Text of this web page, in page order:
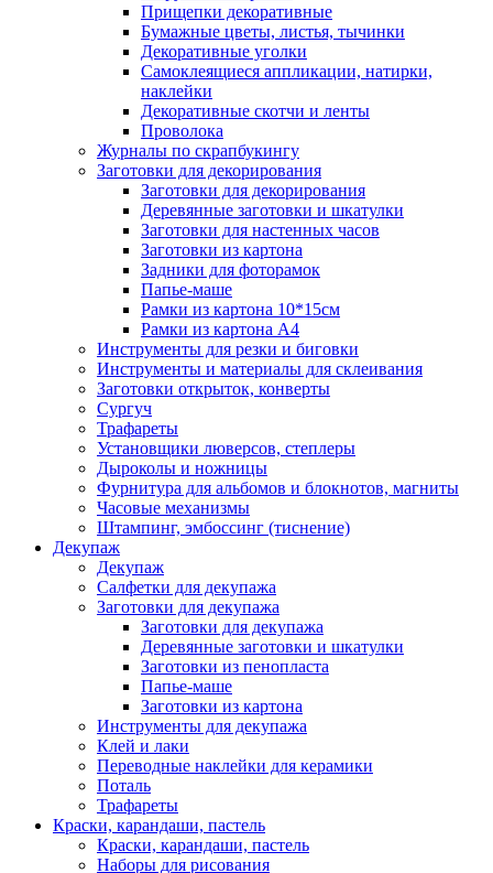
Прищепки декоративные
Бумажные цветы, листья, тычинки
Декоративные уголки
Самоклеящиеся аппликации, натирки,
наклейки
Декоративные скотчи и ленты
Проволока
Журналы по скрапбукингу
Заготовки для декорирования
Заготовки для декорирования
Деревянные заготовки и шкатулки
Заготовки для настенных часов
Заготовки из картона
Задники для фоторамок
Папье-маше
Рамки из картона 10*15см
Рамки из картона А4
Инструменты для резки и биговки
Инструменты и материалы для склеивания
Заготовки открыток, конверты
Сургуч
Трафареты
Установщики люверсов, степлеры
Дыроколы и ножницы
Фурнитура для альбомов и блокнотов, магниты
Часовые механизмы
Штампинг, эмбоссинг (тиснение)
Декупаж
Декупаж
Салфетки для декупажа
Заготовки для декупажа
Заготовки для декупажа
Деревянные заготовки и шкатулки
Заготовки из пенопласта
Папье-маше
Заготовки из картона
Инструменты для декупажа
Клей и лаки
Переводные наклейки для керамики
Поталь
Трафареты
Краски, карандаши, пастель
Краски, карандаши, пастель
Наборы для рисования